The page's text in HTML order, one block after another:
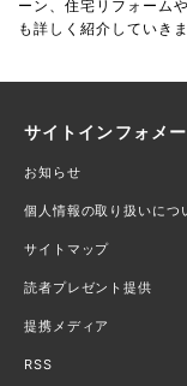
ーン、住宅リフォーム
も詳しく紹介していきま
サイトインフォメ
お知らせ
個人情報の取り扱いにつ
サイトマップ
読者プレゼント提供
提携メディア
RSS